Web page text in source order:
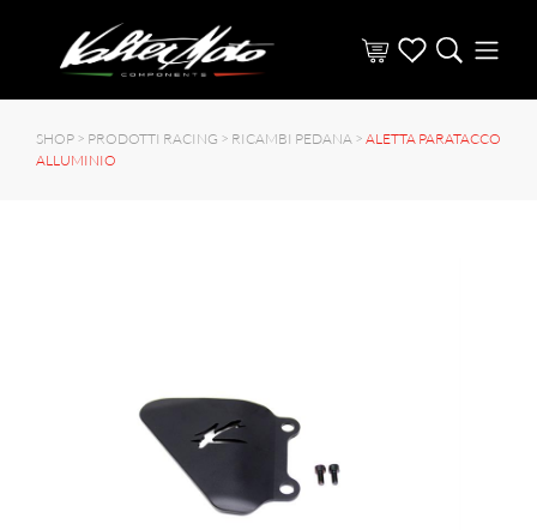
SHOP > PRODOTTI RACING > RICAMBI PEDANA > ALETTA PARATACCO
ALLUMINIO